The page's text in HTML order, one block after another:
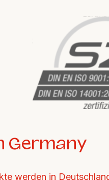
Germany
werden in